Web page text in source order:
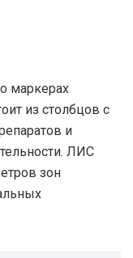
маркерах
из столбцов с
и
ЛИС
зон